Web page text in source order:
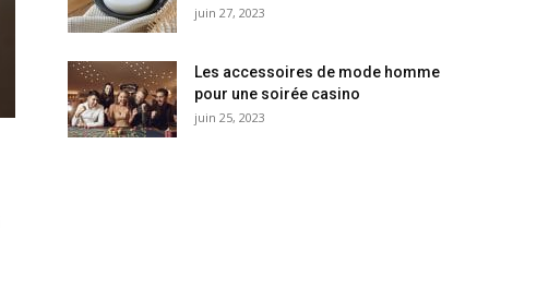
juin 27, 2023
Les accessoires de mode homme
pour une soirée casino
juin 25, 2023